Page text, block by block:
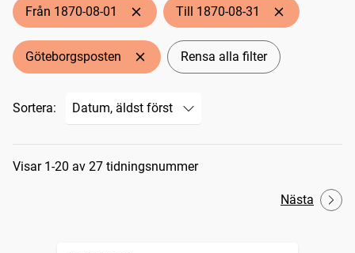
Från 1870-08-01 Till 1870-08-31
Göteborgsposten Rensa alla filter
Sortera:
Sökresultat
Visar 1-20 av 27 tidningsnummer
Nästa